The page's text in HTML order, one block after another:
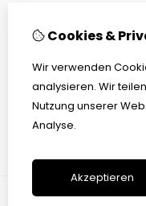
Übersicht
Abholen
AGB
Widerrufsbelehrung
Cookies &
Wir verwenden
analysieren. Wir
Nutzung unserer
Analyse.
Akzeptieren